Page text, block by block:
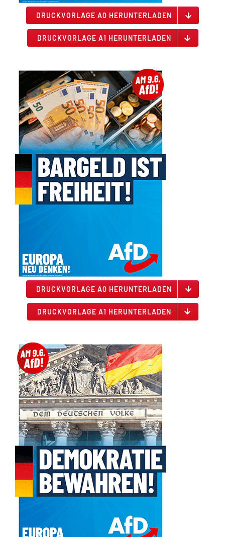
DRUCKVORLAGE A0 HERUNTERLADEN
DRUCKVORLAGE A1 HERUNTERLADEN
DRUCKVORLAGE A0 HERUNTERLADEN
DRUCKVORLAGE A1 HERUNTERLADEN